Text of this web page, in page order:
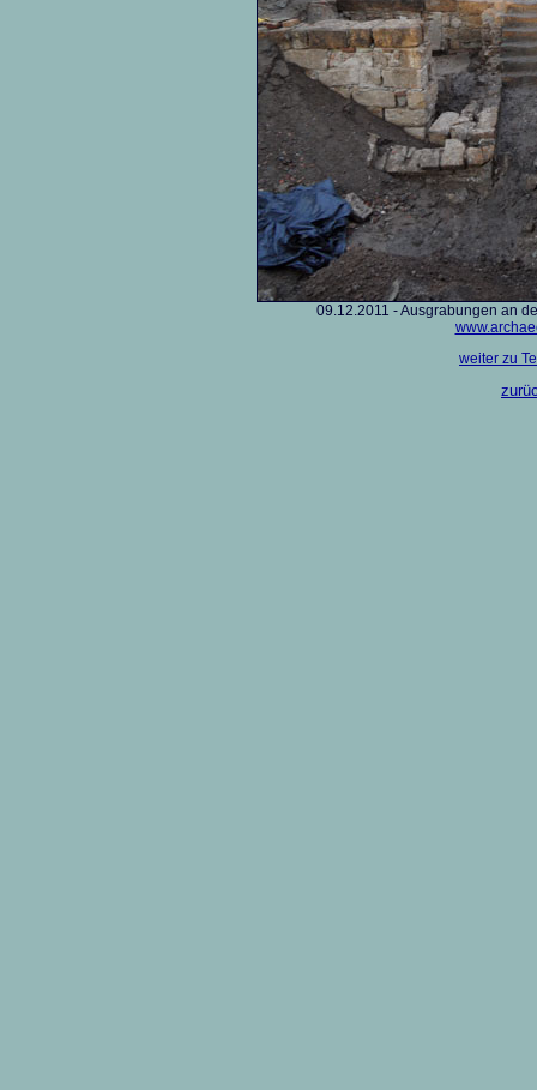
09.12.2011 - Ausgrabungen an
weiter zu